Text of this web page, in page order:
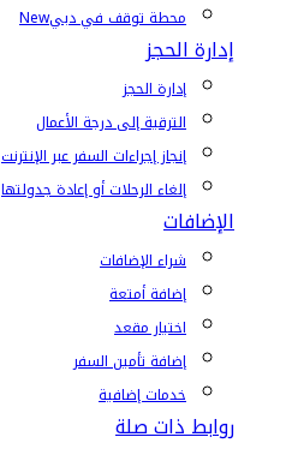
محطة توقف في دبيNew
إدارة الحجز
إدارة الحجز
الترقية إلى درجة الأعمال
إنجاز إجراءات السفر عبر الإنترنت
إلغاء الرحلات أو إعادة جدولتها
الإضافات
شراء الإضافات
إضافة أمتعة
اختيار مقعد
إضافة تأمين السفر
خدمات إضافية
روابط ذات صلة